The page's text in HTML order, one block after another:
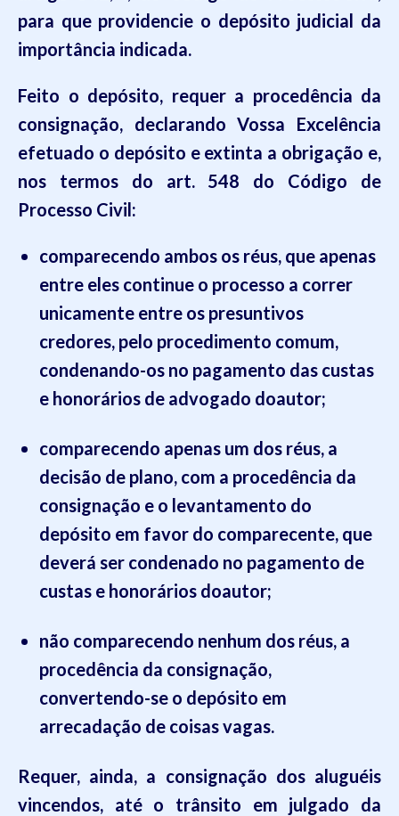
para que providencie o depósito judicial da
importância indicada.
Feito o depósito, requer a procedência da
consignação, declarando Vossa Excelência
efetuado o depósito e extinta a obrigação e,
nos termos do art. 548 do Código de
Processo Civil:
comparecendo ambos os réus, que apenas
entre eles continue o processo a correr
unicamente entre os presuntivos
credores, pelo procedimento comum,
condenando-os no pagamento das custas
e honorários de advogado doautor;
comparecendo apenas um dos réus, a
decisão de plano, com a procedência da
consignação e o levantamento do
depósito em favor do comparecente, que
deverá ser condenado no pagamento de
custas e honorários doautor;
não comparecendo nenhum dos réus, a
procedência da consignação,
convertendo-se o depósito em
arrecadação de coisas vagas.
Requer, ainda, a consignação dos aluguéis
vincendos, até o trânsito em julgado da